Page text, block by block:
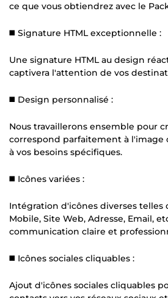
ce que vous obtiendrez avec le
◼️ Signature HTML exceptionnelle :
Une signature HTML au design
captivera l'attention de vos
◼️ Design personnalisé :
Nous travaillerons ensemble pour
correspond parfaitement à
à vos besoins spécifiques.
◼️ Icônes variées :
Intégration d'icônes diverses telles
Mobile, Site Web, Adresse, Email,
communication claire et
◼️ Icônes sociales cliquables :
Ajout d'icônes sociales cliquables